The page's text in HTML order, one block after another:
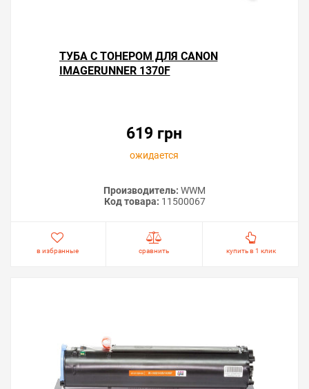
ТУБА С ТОНЕРОМ ДЛЯ CANON
IMAGERUNNER 1370F
619 грн
ожидается
Производитель: WWM
Код товара: 11500067
в избранные сравнить купить в 1 клик